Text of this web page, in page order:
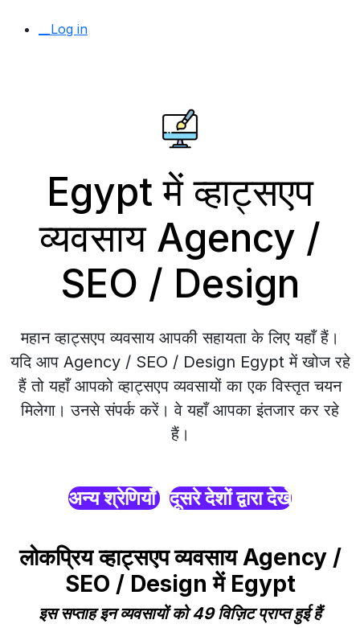
__Log in
Egypt में व्हाट्सएप
व्यवसाय Agency /
SEO / Design
महान व्हाट्सएप व्यवसाय आपकी सहायता के लिए यहाँ हैं।
यदि आप Agency / SEO / Design Egypt में खोज रहे
हैं तो यहाँ आपको व्हाट्सएप व्यवसायों का एक विस्तृत चयन
मिलेगा। उनसे संपर्क करें। वे यहाँ आपका इंतजार कर रहे
हैं।
अन्य श्रेणियाँ दूसरे देशों द्वारा देखें
लोकप्रिय व्हाट्सएप व्यवसाय Agency /
SEO / Design में Egypt
इस सप्ताह इन व्यवसायों को 49 विज़िट प्राप्त हुई हैं